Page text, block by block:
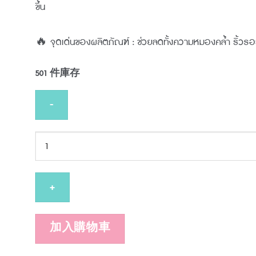
ขึ้น
🔥 จุดเด่นของผลิตภัณฑ์ : ช่วยลดทั้งความหมองคล้ำ ริ้วรอ
501 件庫存
EXPERT
加入購物車